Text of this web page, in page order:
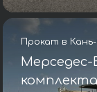
Прокат в
Мерседес-